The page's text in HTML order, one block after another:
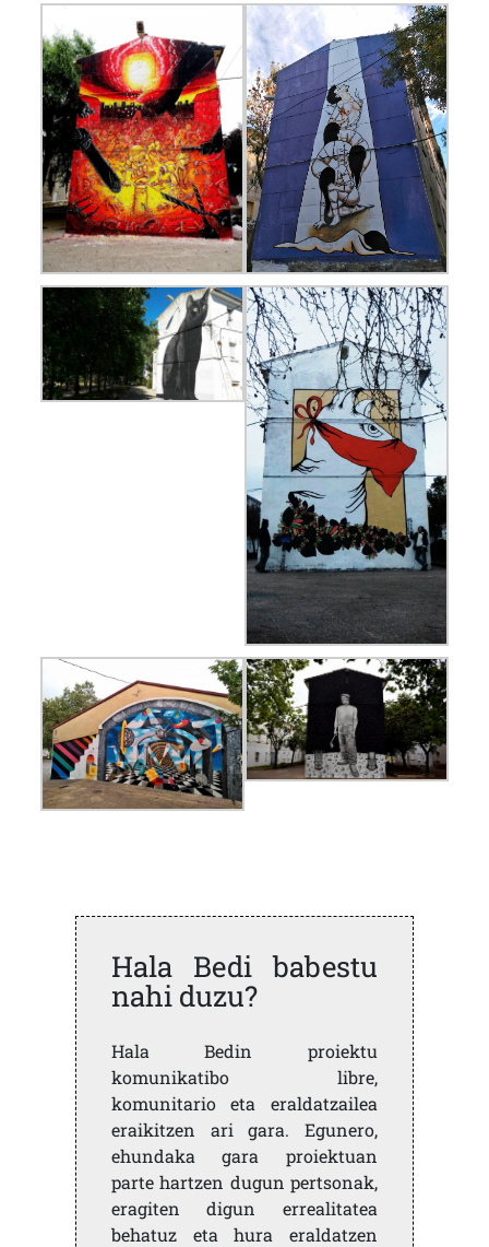
Hala Bedi babestu
nahi duzu?
Hala Bedin proiektu
komunikatibo libre,
komunitario eta eraldatzailea
eraikitzen ari gara. Egunero,
ehundaka gara proiektuan
parte hartzen dugun pertsonak,
eragiten digun errealitatea
behatuz eta hura eraldatzen